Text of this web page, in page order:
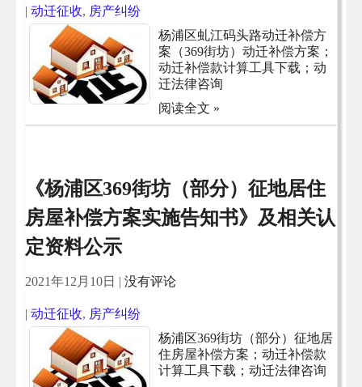
| 动迁征收, 房产纠纷
杨浦区虬江码头路动迁补偿方
案（369街坊）动迁补偿方案；
动迁补偿款计算工具下载；动
迁法律咨询
阅读全文 »
《杨浦区369街坊（部分）征地居住
房屋补偿方案实施告知书》及相关认
定资料公示
2021年12月10日 | 没有评论
| 动迁征收, 房产纠纷
杨浦区369街坊（部分）征地居
住房屋补偿方案；动迁补偿款
计算工具下载；动迁法律咨询